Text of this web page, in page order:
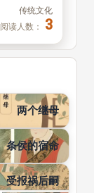
，都是历代
传统文化
阅读人数：
3
两个继母
传统文化
人数： 126
条侯的宿命
传统文化
人数： 110
报祸后嗣
传统文化
人数： 101